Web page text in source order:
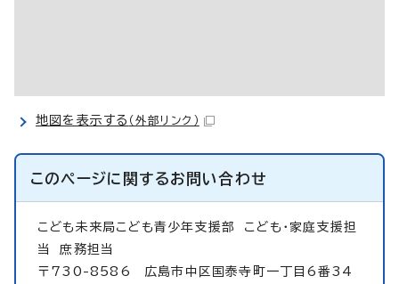
地図を表示する （外部リンク）
このページに関するお問い合わせ
こども未来局こども青少年支援部 こども・家庭支援担
当 庶務担当
〒730-8586 広島市中区国泰寺町一丁目6番34